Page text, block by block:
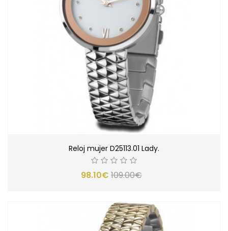
Reloj mujer D25113.01 Lady.
98.10€ 109.00€